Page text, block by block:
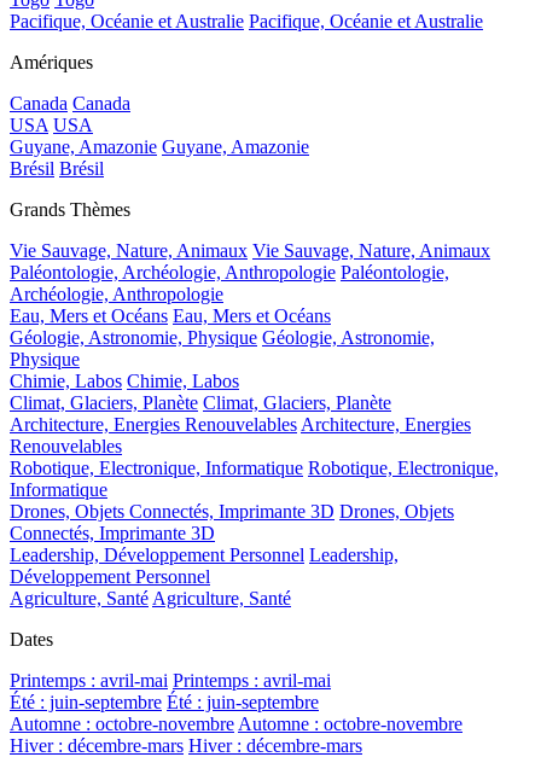
Pacifique, Océanie et Australie Pacifique, Océanie et Australie
Amériques
Canada Canada
USA USA
Guyane, Amazonie Guyane, Amazonie
Brésil Brésil
Grands Thèmes
Vie Sauvage, Nature, Animaux Vie Sauvage, Nature, Animaux
Paléontologie, Archéologie, Anthropologie Paléontologie,
Archéologie, Anthropologie
Eau, Mers et Océans Eau, Mers et Océans
Géologie, Astronomie, Physique Géologie, Astronomie,
Physique
Chimie, Labos Chimie, Labos
Climat, Glaciers, Planète Climat, Glaciers, Planète
Architecture, Energies Renouvelables Architecture, Energies
Renouvelables
Robotique, Electronique, Informatique Robotique, Electronique,
Informatique
Drones, Objets Connectés, Imprimante 3D Drones, Objets
Connectés, Imprimante 3D
Leadership, Développement Personnel Leadership,
Développement Personnel
Agriculture, Santé Agriculture, Santé
Dates
Printemps : avril-mai Printemps : avril-mai
Été : juin-septembre Été : juin-septembre
Automne : octobre-novembre Automne : octobre-novembre
Hiver : décembre-mars Hiver : décembre-mars